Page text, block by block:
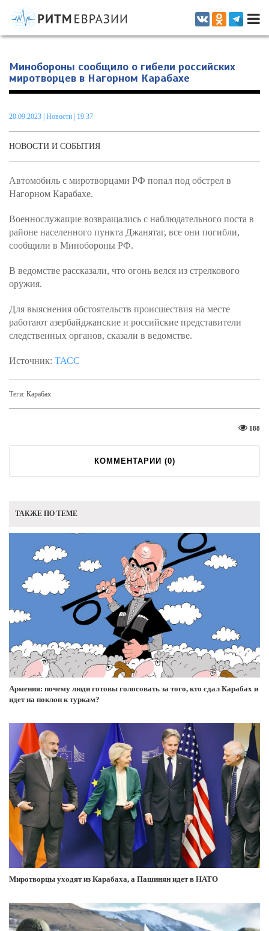
Информационно-аналитическое издание, посвященное актуальным
проблемам интеграции на постсоветском пространстве
Минобороны сообщило о гибели российских
миротворцев в Нагорном Карабахе
20.09.2023 Новости | 19.37
НОВОСТИ И СОБЫТИЯ
Автомобиль с миротворцами РФ попал под обстрел в
Нагорном Карабахе.
Военнослужащие возвращались с наблюдательного поста в
районе населенного пункта Джанятаг, все они погибли,
сообщили в Минобороны РФ.
В ведомстве рассказали, что огонь велся из стрелкового
оружия.
Для выяснения обстоятельств происшествия на месте
работают азербайджанские и российские представители
следственных органов, сказали в ведомстве.
Источник: ТАСС
Теги: Карабах
188
КОММЕНТАРИИ (0)
ТАКЖЕ ПО ТЕМЕ
Армения: почему люди готовы голосовать за того, кто сдал Карабах и
идет на поклон к туркам?
Миротворцы уходят из Карабаха, а Пашинян идет в НАТО